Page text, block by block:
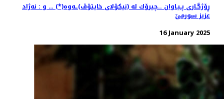
ڕۆژگـاری پـیـاوان ..چیرۆك له‌ (نیكۆلای خایتۆڤ)ـه‌وه‌(*) … و ‌: نه‌ژاد
عزیز سورمێ
16 January 2025